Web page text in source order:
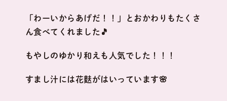
「わーいからあげだ！！」とおかわりもたくさ
ん食べてくれました🎵
もやしのゆかり和えも人気でした！！！
すまし汁には花麩がはいっています🌸